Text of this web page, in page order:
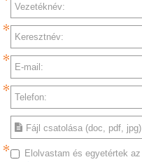
Vezetéknév:
Keresztnév:
E-mail:
Telefon:
Fájl csatolása (doc, pdf, jpg)
Elolvastam és egyetértek az